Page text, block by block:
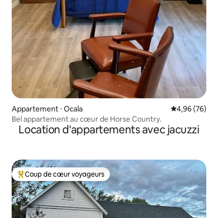
Appartement ⋅ Ocala Évaluation
4,96 (76)
Bel appartement au cœur de Horse Country.
Location d'appartements avec jacuzzi
Coups de cœur voyageurs les plus appréciés
Coup de cœur voyageurs